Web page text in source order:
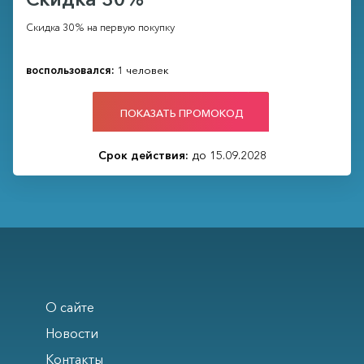
Скидка 30% на первую покупку
воспользовался: 1 человек
ПОКАЗАТЬ ПРОМОКОД
Срок действия: до 15.09.2028
О сайте
Новости
Контакты